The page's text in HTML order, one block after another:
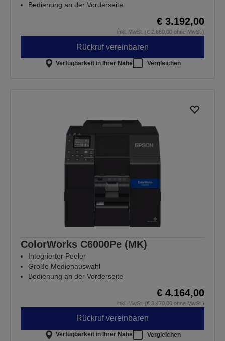
Bedienung an der Vorderseite
€ 3.192,00
inkl. MwSt. (€ 2.660,00 ohne MwSt.)
Rückruf vereinbaren
Verfügbarkeit in Ihrer Nähe Vergleichen
ColorWorks C6000Pe (MK)
Integrierter Peeler
Große Medienauswahl
Bedienung an der Vorderseite
€ 4.164,00
inkl. MwSt. (€ 3.470,00 ohne MwSt.)
Rückruf vereinbaren
Verfügbarkeit in Ihrer Nähe Vergleichen